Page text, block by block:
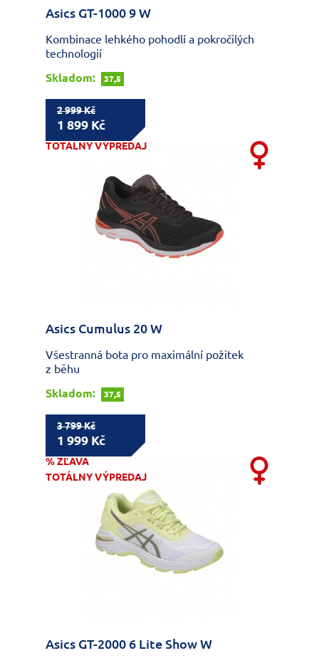
Asics GT-1000 9 W
Kombinace lehkého pohodlí a pokročilých
technologií
Skladom:
37,5
2 999 Kč
1 899 Kč
TOTÁLNY VÝPREDAJ
Asics Cumulus 20 W
Všestranná bota pro maximální požitek
z běhu
Skladom:
37,5
3 799 Kč
1 999 Kč
% ZĽAVA
TOTÁLNY VÝPREDAJ
Asics GT-2000 6 Lite Show W